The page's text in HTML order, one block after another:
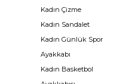
Kadın Çizme
Kadın Sandalet
Kadın Günlük Spor
Ayakkabı
Kadın Basketbol